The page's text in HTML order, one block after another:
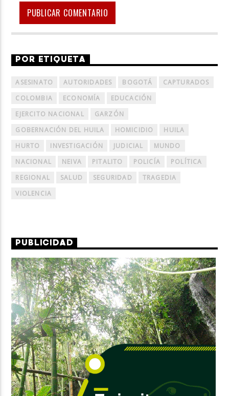
POR ETIQUETA
ASESINATO AUTORIDADES BOGOTÁ
CAPTURADOS
COLOMBIA
ECONOMÍA
EDUCACIÓN
EJERCITO NACIONAL
GARZÓN
GOBERNACIÓN DEL HUILA
HOMICIDIO
HUILA
HURTO
INVESTIGACIÓN JUDICIAL
MUNDO
NACIONAL
NEIVA PITALITO POLICÍA
POLÍTICA
REGIONAL
SALUD SEGURIDAD
TRAGEDIA
VIOLENCIA
PUBLICIDAD